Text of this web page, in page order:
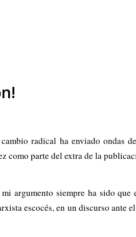
radical ha enviado ondas
como parte del extra de la
argumento siempre ha sido que
escocés, en un discurso ante